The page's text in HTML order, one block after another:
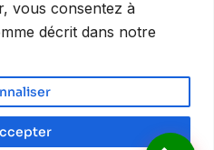
-Bordeaux-Montpellier
Antibes-Tarbes
Speed Pare-Brise
vous consentez à
décrit dans notre